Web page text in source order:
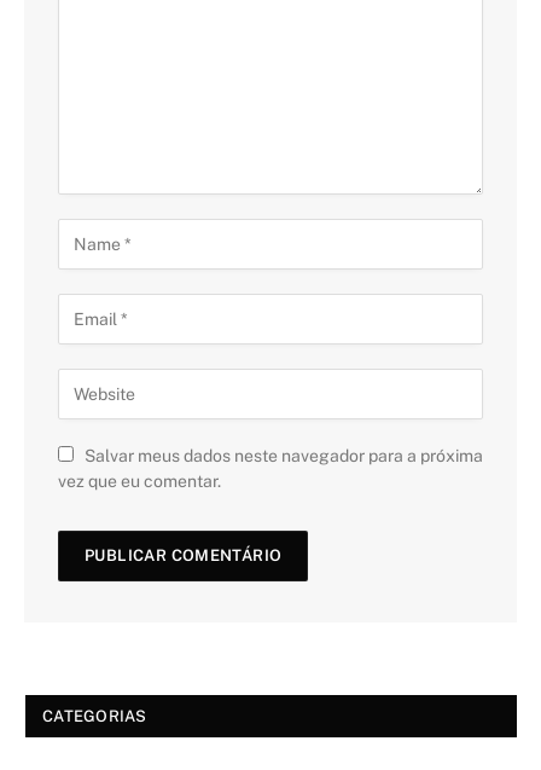
Salvar meus dados neste navegador para a próxima
vez que eu comentar.
CATEGORIAS